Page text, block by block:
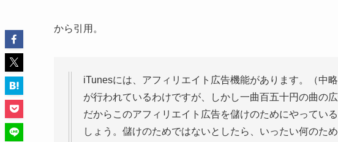
から引用。
iTunesには、アフィリエイト広告機能があります。（中
が行われているわけですが、しかし一曲百五十円の曲の
だからこのアフィリエイト広告を儲けのためにやってい
しょう。儲けのためではないとしたら、いったい何のた